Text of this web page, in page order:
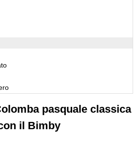
pasquale classica
il Bimby